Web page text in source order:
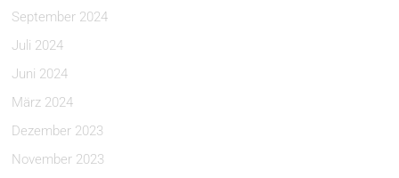
September 2024
Juli 2024
Juni 2024
März 2024
Dezember 2023
November 2023